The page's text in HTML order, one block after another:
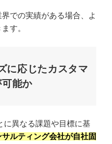
での実績がある場合、よ
す。
に応じたカスタマ
能か
に異なる課題や目標に基
サルティング会社が自社固